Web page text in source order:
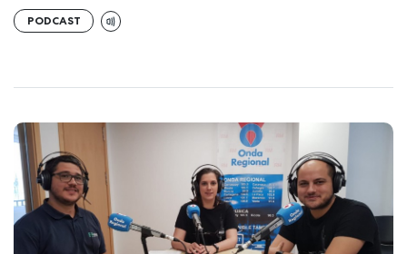
PODCAST